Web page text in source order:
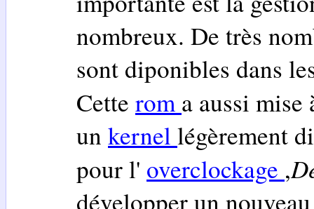
nombreux. De très
sont diponibles dans
Cette roma aussi
un kernel légèrement
pour l' overclockage ,
développer un